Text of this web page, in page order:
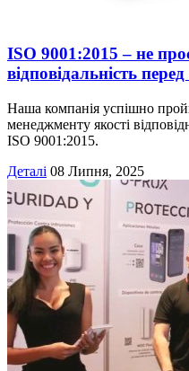
ISO 9001:2015 – не
відповідальність
Наша компанія успішно
менеджменту якості
ISO 9001:2015.
Деталі 08 Липня, 2025